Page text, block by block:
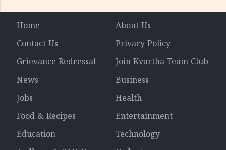
Home
About Us
Contact Us
Privacy Policy
Grievance Redressal
Join Kvartha Team Club
News
Business
Jobs
Health
Food & Recipes
Entertainment
Education
Technology